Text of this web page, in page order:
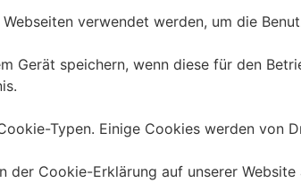
verwendet werden, um die
Gerät speichern, wenn diese für den
Typen. Einige Cookies werden von
der Cookie-Erklärung auf unserer